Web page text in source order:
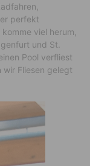
perfekt
viel herum,
und St.
Pool verfliest
wir Fliesen gelegt